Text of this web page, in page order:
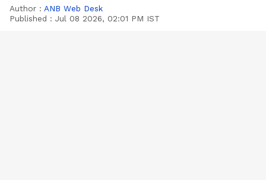
Author : ANB Web Desk
Published : Jul 08 2026, 02:01 PM IST